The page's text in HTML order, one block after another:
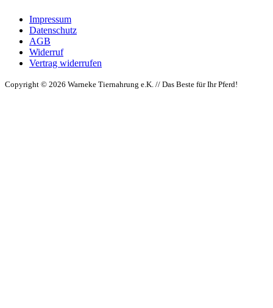
Impressum
Datenschutz
AGB
Widerruf
Vertrag widerrufen
Copyright © 2026 Warneke Tiernahrung e.K. // Das Beste für Ihr Pferd!